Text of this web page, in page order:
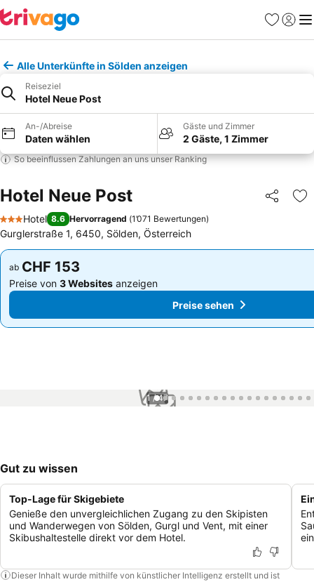
Favoriten
Alle Unterkünfte in Sölden anzeigen
Reiseziel
Hotel Neue Post
An-/Abreise
Daten wählen
Gäste und Zimmer
2 Gäste, 1 Zimmer
So beeinflussen Zahlungen an uns unser Ranking
Hotel Neue Post Teilen
3 Sterne
Hotel 8.6 Hervorragend (1’071 Bewertungen)
Gurglerstraße 1, 6450, Sölden, Österreich
ab CHF 153
Preise von 3 Websitesanzeigen
Preise sehen
ab CHF 153
Preise von 3 Websites anzeigen
Preise sehen
1 / 47
Gut zu wissen
Top-Lage für Skigebiete
Genieße den unvergleichlichen Zugang zu den Skipisten
und Wanderwegen von Sölden, Gurgl und Vent, mit einer
Skibushaltestelle direkt vor dem Hotel.
Dieser Inhalt wurde mithilfe von künstlicher Intelligenz erstellt und ist